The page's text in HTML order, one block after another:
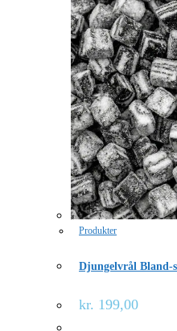
Produkter
Djungelvrål Bland-
kr. 199,00